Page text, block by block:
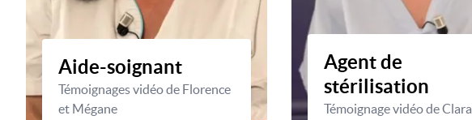
Aide-soignant
Témoignages vidéo de Florence
et Mégane
Agent de
stérilisation
Témoignage vidéo de Clara